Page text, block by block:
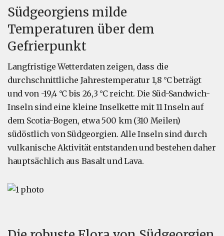
Südgeorgiens milde
Temperaturen über dem
Gefrierpunkt
Langfristige Wetterdaten zeigen, dass die
durchschnittliche Jahrestemperatur 1,8 °C beträgt
und von -19,4 °C bis 26,3 °C reicht. Die Süd-Sandwich-
Inseln sind eine kleine Inselkette mit 11 Inseln auf
dem Scotia-Bogen, etwa 500 km (310 Meilen)
südöstlich von Südgeorgien. Alle Inseln sind durch
vulkanische Aktivität entstanden und bestehen daher
hauptsächlich aus Basalt und Lava.